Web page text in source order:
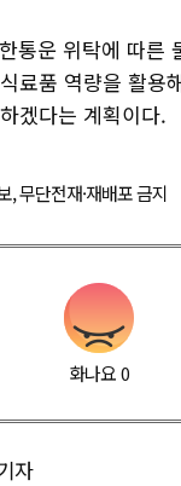
통운 위탁에 따른
료품 역량을 활용
겠다는 계획이다.
무단전재·재배포 금지
화나요0
자